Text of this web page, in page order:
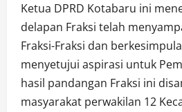
Ketua DPRD Kotabaru ini
delapan Fraksi telah
Fraksi-Fraksi dan
menyetujui aspirasi untuk
hasil pandangan Fraksi ini
masyarakat perwakilan 12